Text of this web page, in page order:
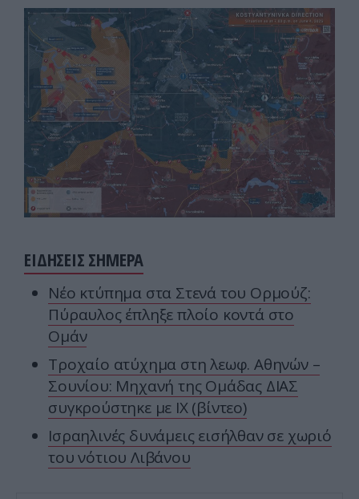
ΕΙΔΗΣΕΙΣ ΣΗΜΕΡΑ
Νέο κτύπημα στα Στενά του Ορμούζ:
Πύραυλος έπληξε πλοίο κοντά στο
Ομάν
Τροχαίο ατύχημα στη λεωφ. Αθηνών –
Σουνίου: Μηχανή της Ομάδας ΔΙΑΣ
συγκρούστηκε με ΙΧ (βίντεο)
Ισραηλινές δυνάμεις εισήλθαν σε χωριό
του νότιου Λιβάνου